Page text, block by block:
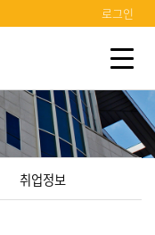
로그인
취업정보